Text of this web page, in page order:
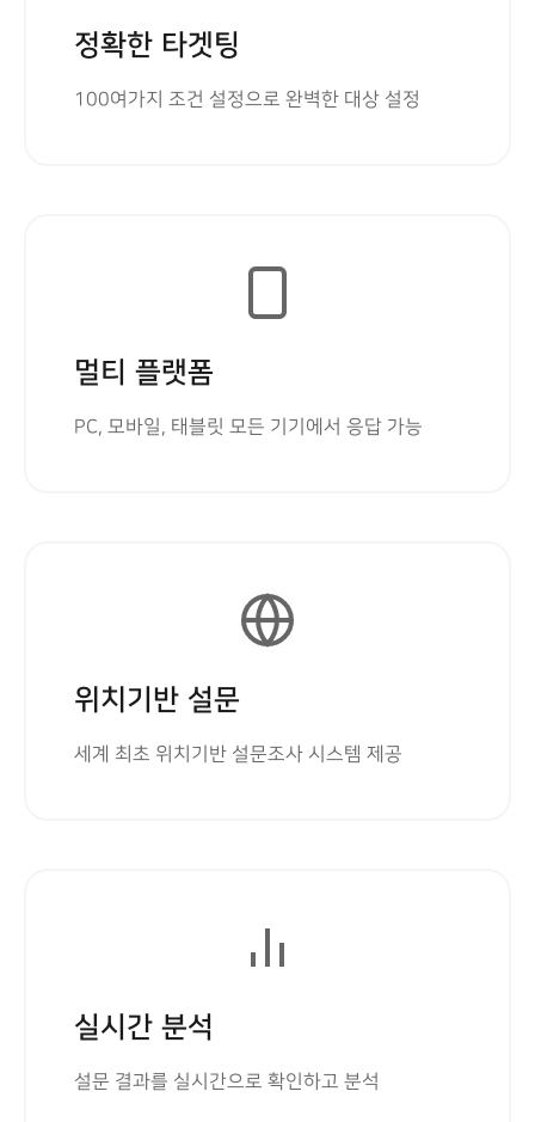
정확한 타겟팅
100여가지 조건 설정으로 완벽한 대상 설정
멀티 플랫폼
PC, 모바일, 태블릿 모든 기기에서 응답 가능
위치기반 설문
세계 최초 위치기반 설문조사 시스템 제공
실시간 분석
설문 결과를 실시간으로 확인하고 분석